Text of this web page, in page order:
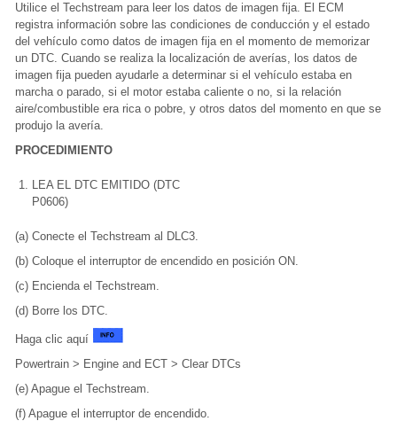
Utilice el Techstream para leer los datos de imagen fija. El ECM
registra información sobre las condiciones de conducción y el estado
del vehículo como datos de imagen fija en el momento de memorizar
un DTC. Cuando se realiza la localización de averías, los datos de
imagen fija pueden ayudarle a determinar si el vehículo estaba en
marcha o parado, si el motor estaba caliente o no, si la relación
aire/combustible era rica o pobre, y otros datos del momento en que se
produjo la avería.
PROCEDIMIENTO
1. LEA EL DTC EMITIDO (DTC
P0606)
(a) Conecte el Techstream al DLC3.
(b) Coloque el interruptor de encendido en posición ON.
(c) Encienda el Techstream.
(d) Borre los DTC.
Haga clic aquí
Powertrain > Engine and ECT > Clear DTCs
(e) Apague el Techstream.
(f) Apague el interruptor de encendido.